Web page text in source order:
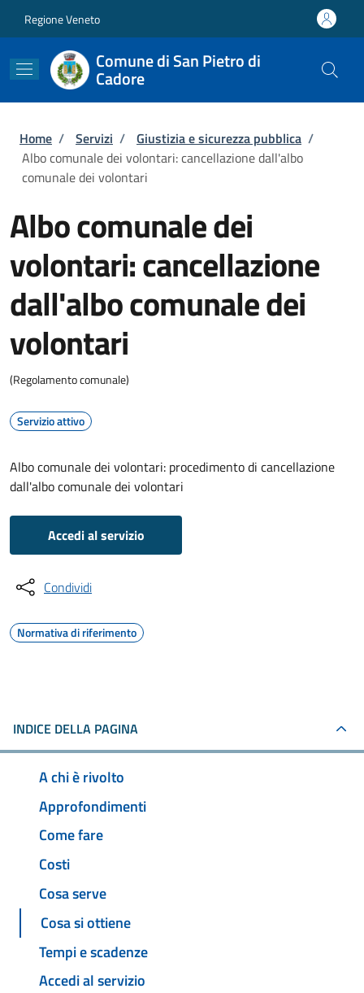
Regione Veneto
Comune di San Pietro di
Cadore
Briciole di pane
Home / Servizi / Giustizia e sicurezza pubblica /
Albo comunale dei volontari: cancellazione dall'albo
comunale dei volontari
Albo comunale dei
volontari: cancellazione
dall'albo comunale dei
volontari
(Regolamento comunale)
Servizio attivo
Albo comunale dei volontari: procedimento di cancellazione
dall'albo comunale dei volontari
Accedi al servizio
Condividi
Normativa di riferimento
INDICE DELLA PAGINA
A chi è rivolto
Approfondimenti
Come fare
Costi
Cosa serve
Cosa si ottiene
Tempi e scadenze
Accedi al servizio